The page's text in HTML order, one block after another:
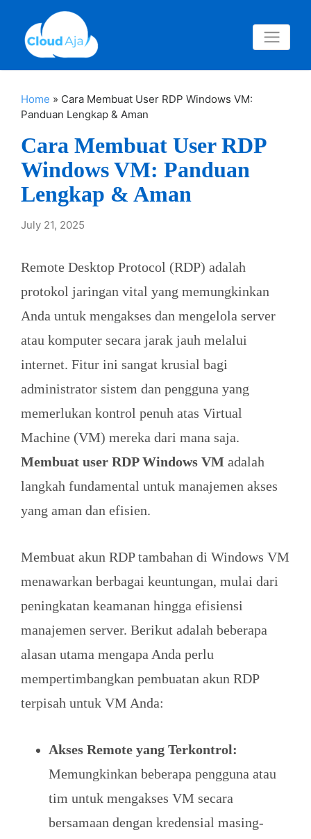
Home » Cara Membuat User RDP Windows VM:
Panduan Lengkap & Aman
Cara Membuat User RDP
Windows VM: Panduan
Lengkap & Aman
July 21, 2025
Remote Desktop Protocol (RDP) adalah
protokol jaringan vital yang memungkinkan
Anda untuk mengakses dan mengelola server
atau komputer secara jarak jauh melalui
internet. Fitur ini sangat krusial bagi
administrator sistem dan pengguna yang
memerlukan kontrol penuh atas Virtual
Machine (VM) mereka dari mana saja.
Membuat user RDP Windows VM adalah
langkah fundamental untuk manajemen akses
yang aman dan efisien.
Membuat akun RDP tambahan di Windows VM
menawarkan berbagai keuntungan, mulai dari
peningkatan keamanan hingga efisiensi
manajemen server. Berikut adalah beberapa
alasan utama mengapa Anda perlu
mempertimbangkan pembuatan akun RDP
terpisah untuk VM Anda:
Akses Remote yang Terkontrol:
Memungkinkan beberapa pengguna atau
tim untuk mengakses VM secara
bersamaan dengan kredensial masing-